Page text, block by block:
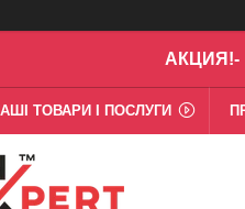
АКЦИЯ!-
ТОВАРИ І ПОСЛУГИ